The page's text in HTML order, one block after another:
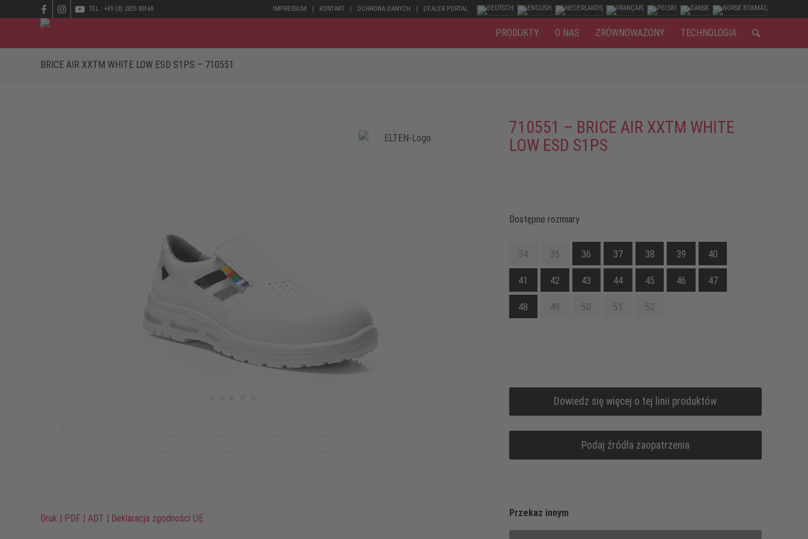
IMPRESSUM KONTAKT OCHRONA DANYCH DEALER PORTAL
TEL.: +49 (0) 2825 80168
PRODUKTY O NAS ZRÓWNOWAŻONY TECHNOLOGIA
BRICE AIR XXTM WHITE LOW ESD S1PS – 710551
Druk | PDF | ADT | Deklaracja zgodności UE
710551 – BRICE AIR XXTM WHITE
LOW ESD S1PS
Dostępne rozmiary
34 35 36 37 38 39 40
41 42 43 44 45 46 47
48 49 50 51 52
Dowiedz się więcej o tej linii produktów
Podaj źródła zaopatrzenia
Przekaz innym